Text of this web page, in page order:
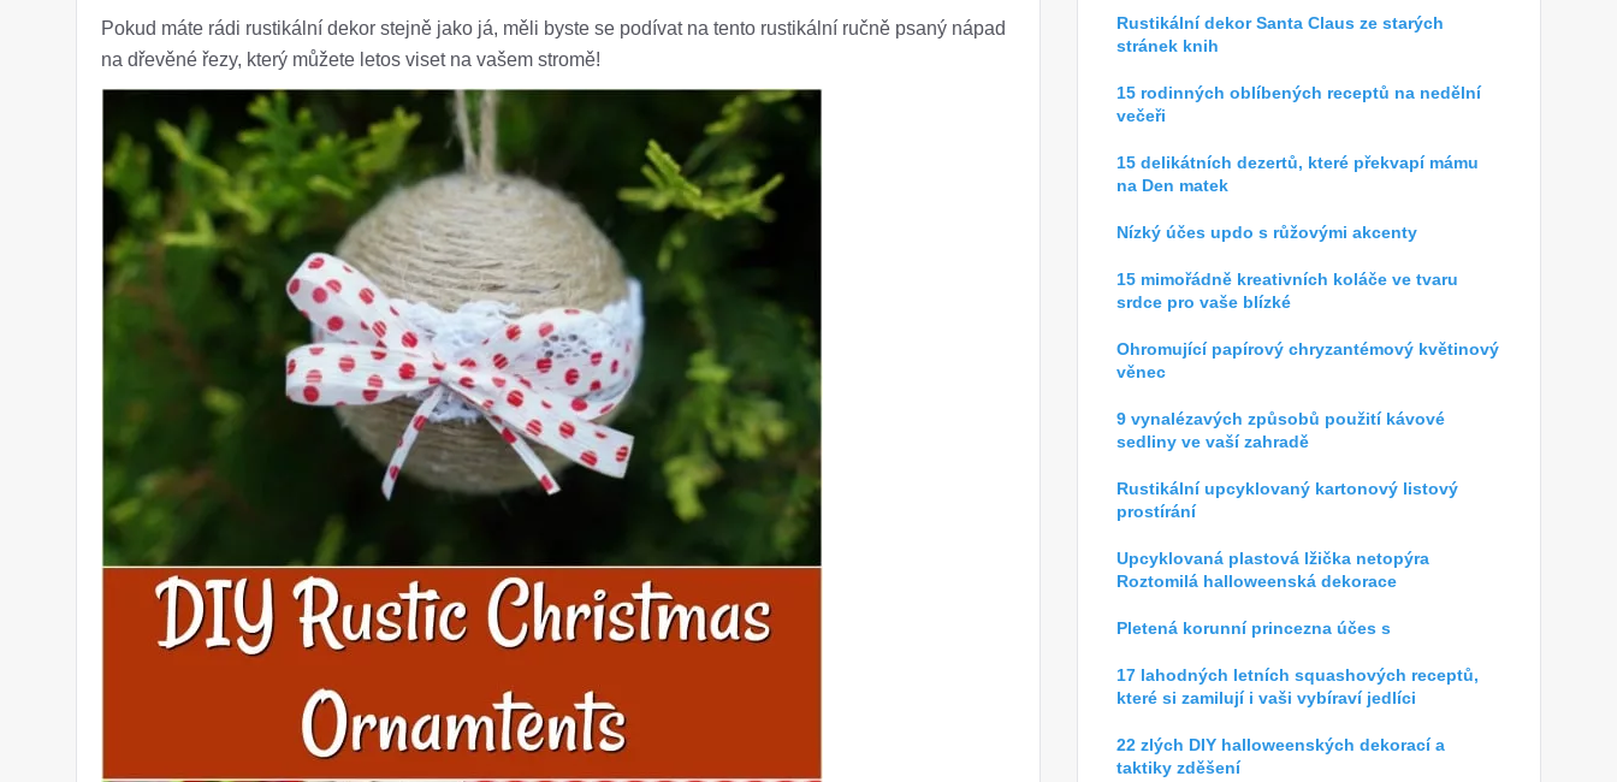
Pokud máte rádi rustikální dekor stejně jako já, měli byste se podívat na tento rustikální ručně psaný nápad
na dřevěné řezy, který můžete letos viset na vašem stromě!
Rustikální dekor Santa Claus ze starých
stránek knih
15 rodinných oblíbených receptů na nedělní
večeři
15 delikátních dezertů, které překvapí mámu
na Den matek
Nízký účes updo s růžovými akcenty
15 mimořádně kreativních koláče ve tvaru
srdce pro vaše blízké
Ohromující papírový chryzantémový květinový
věnec
9 vynalézavých způsobů použití kávové
sedliny ve vaší zahradě
Rustikální upcyklovaný kartonový listový
prostírání
Upcyklovaná plastová lžička netopýra
Roztomilá halloweenská dekorace
Pletená korunní princezna účes s
17 lahodných letních squashových receptů,
které si zamilují i ​​vaši vybíraví jedlíci
22 zlých DIY halloweenských dekorací a
taktiky zděšení